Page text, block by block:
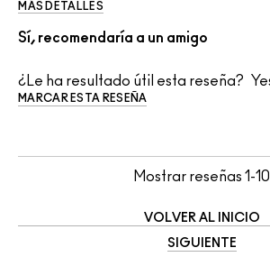
MÁS DETALLES
Sí, recomendaría a un amigo
¿Le ha resultado útil esta reseña?
MARCAR ESTA RESEÑA
Mostrar reseñas 1-10
VOLVER AL INICIO
SIGUIENTE